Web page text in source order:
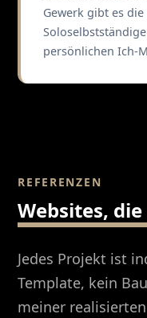
Gewerk gibt es
persönlichen Ich-
REFERENZEN
Websites,
Jedes Projekt ist
Template, kein
meiner